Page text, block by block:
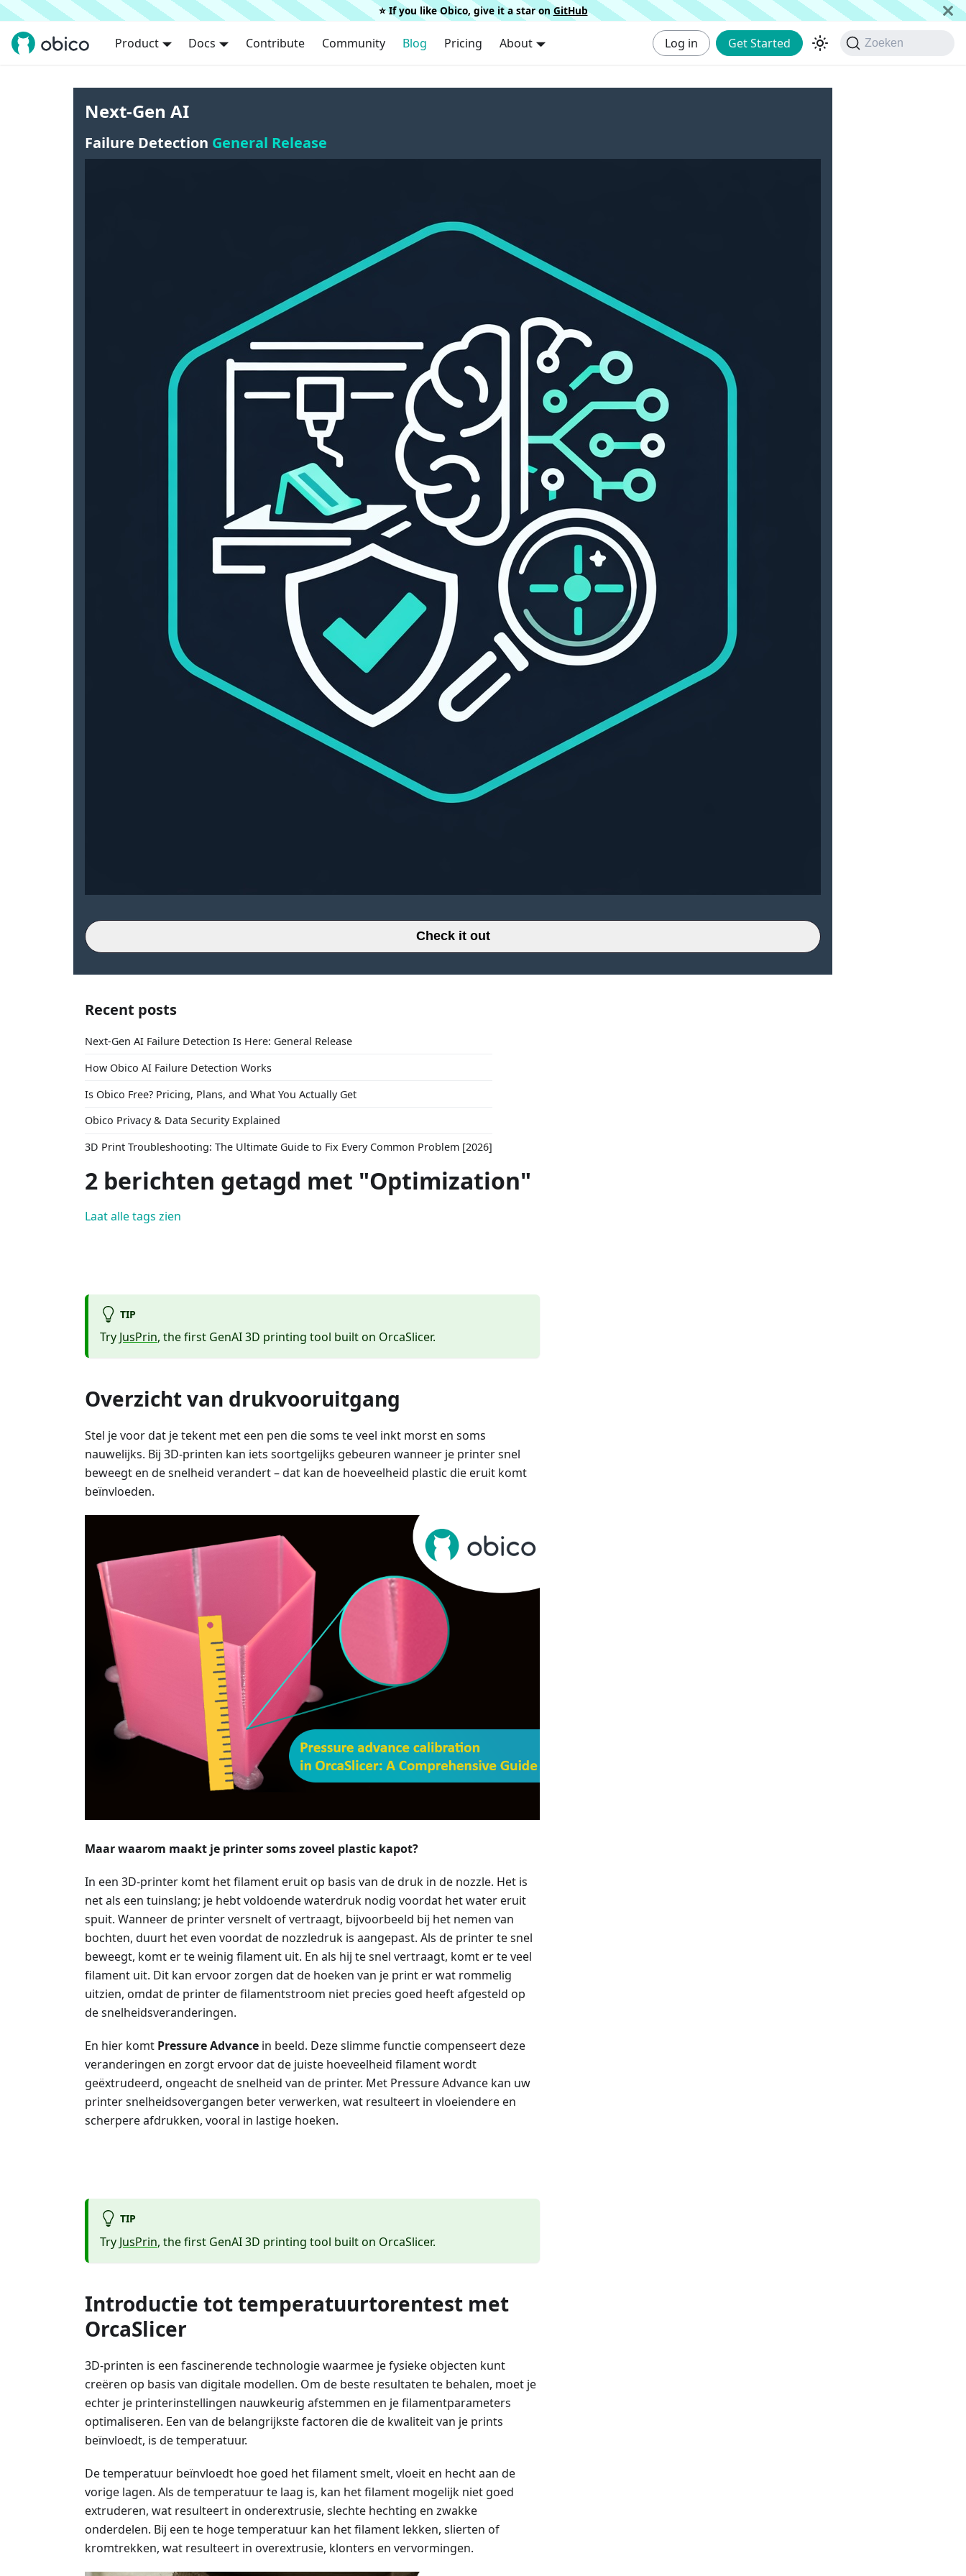
⭐️ If you like Obico, give it a star on GitHub
Product Docs Contribute Community Blog Pricing About Log in Get Started Zoeken
Next-Gen AI
Failure Detection General Release
Check it out
Recent posts
Next-Gen AI Failure Detection Is Here: General Release
How Obico AI Failure Detection Works
Is Obico Free? Pricing, Plans, and What You Actually Get
Obico Privacy & Data Security Explained
3D Print Troubleshooting: The Ultimate Guide to Fix Every Common Problem [2026]
2 berichten getagd met "Optimization"
Laat alle tags zien
TIP
Try JusPrin, the first GenAI 3D printing tool built on OrcaSlicer.
Overzicht van drukvooruitgang
Stel je voor dat je tekent met een pen die soms te veel inkt morst en soms
nauwelijks. Bij 3D-printen kan iets soortgelijks gebeuren wanneer je printer snel
beweegt en de snelheid verandert – dat kan de hoeveelheid plastic die eruit komt
beïnvloeden.
Maar waarom maakt je printer soms zoveel plastic kapot?
In een 3D-printer komt het filament eruit op basis van de druk in de nozzle. Het is
net als een tuinslang; je hebt voldoende waterdruk nodig voordat het water eruit
spuit. Wanneer de printer versnelt of vertraagt, bijvoorbeeld bij het nemen van
bochten, duurt het even voordat de nozzledruk is aangepast. Als de printer te snel
beweegt, komt er te weinig filament uit. En als hij te snel vertraagt, komt er te veel
filament uit. Dit kan ervoor zorgen dat de hoeken van je print er wat rommelig
uitzien, omdat de printer de filamentstroom niet precies goed heeft afgesteld op
de snelheidsveranderingen.
En hier komt Pressure Advance in beeld. Deze slimme functie compenseert deze
veranderingen en zorgt ervoor dat de juiste hoeveelheid filament wordt
geëxtrudeerd, ongeacht de snelheid van de printer. Met Pressure Advance kan uw
printer snelheidsovergangen beter verwerken, wat resulteert in vloeiendere en
scherpere afdrukken, vooral in lastige hoeken.
TIP
Try JusPrin, the first GenAI 3D printing tool built on OrcaSlicer.
Introductie tot temperatuurtorentest met
OrcaSlicer
3D-printen is een fascinerende technologie waarmee je fysieke objecten kunt
creëren op basis van digitale modellen. Om de beste resultaten te behalen, moet je
echter je printerinstellingen nauwkeurig afstemmen en je filamentparameters
optimaliseren. Een van de belangrijkste factoren die de kwaliteit van je prints
beïnvloedt, is de temperatuur.
De temperatuur beïnvloedt hoe goed het filament smelt, vloeit en hecht aan de
vorige lagen. Als de temperatuur te laag is, kan het filament mogelijk niet goed
extruderen, wat resulteert in onderextrusie, slechte hechting en zwakke
onderdelen. Bij een te hoge temperatuur kan het filament lekken, slierten of
kromtrekken, wat resulteert in overextrusie, klonters en vervormingen.